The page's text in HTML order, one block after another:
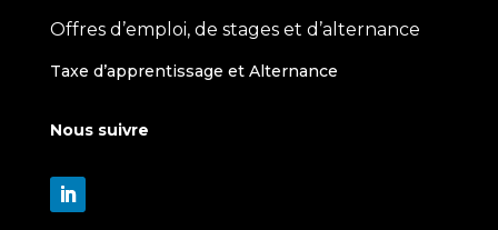
Offres d’emploi, de stages et d’alternance
Taxe d’apprentissage et Alternance
Nous suivre